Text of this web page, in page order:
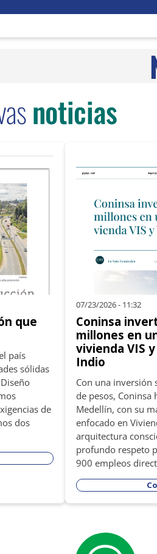
noticias
que
país
sólidas
de
dos
07/23/2026 - 11:32
Coninsa
millones en
vivienda VIS
Indio
Con una
de pesos, Coninsa
Medellín, con su
enfocado en
arquitectura
profundo respeto
900 empleos